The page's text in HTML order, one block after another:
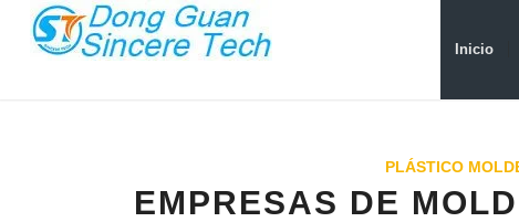
Inicio
PLÁSTICO
EMPRESAS DE